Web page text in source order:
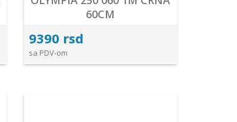
60CM
9390 rsd
sa PDV-om